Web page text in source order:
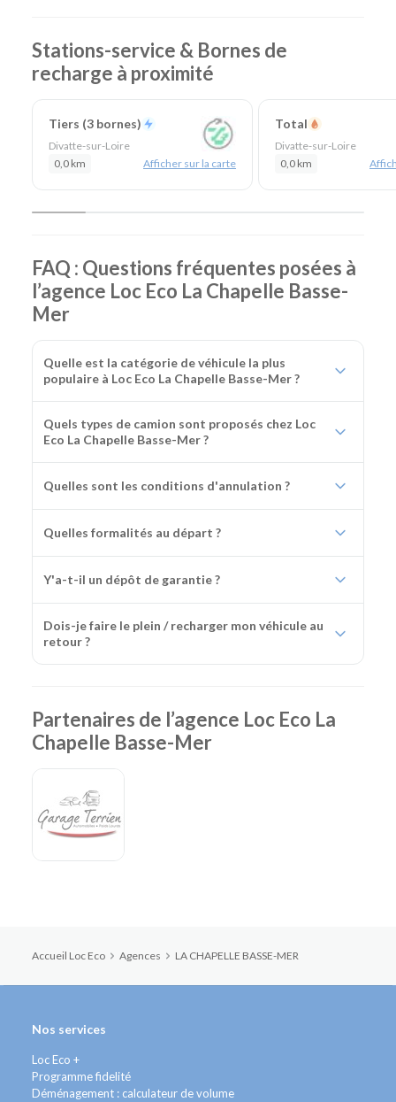
km de Nantes Gare & 29 km de Nantes Aéroport)
Agences de location à proximité :
Citadines -
Monospaces et Minibus
-Cabriolets
Catégories d'utilitaires :
Camions de déménagement
Frigorifiques
-Véhicules de société
Camions de
Stations-service & Bornes de
recharge à proximité
Tiers (3 bornes)
Divatte-sur-Loire
0,0 km
Afficher sur la carte
Total
Divatte-sur-Loire
0,0 km
FAQ : Questions fréquentes posées à
l’agence Loc Eco La Chapelle Basse-
Mer
Quelle est la catégorie de véhicule la plus
populaire à Loc Eco La Chapelle Basse-Mer ?
Quels types de camion sont proposés chez Loc
Eco La Chapelle Basse-Mer ?
Quelles sont les conditions d'annulation ?
Quelles formalités au départ ?
Y'a-t-il un dépôt de garantie ?
Dois-je faire le plein / recharger mon véhicule au
retour ?
Partenaires de l’agence Loc Eco La
Chapelle Basse-Mer
Accueil Loc Eco Agences LA CHAPELLE BASSE-MER
Nos services
Loc Eco +
Programme fidelité
Déménagement : calculateur de volume